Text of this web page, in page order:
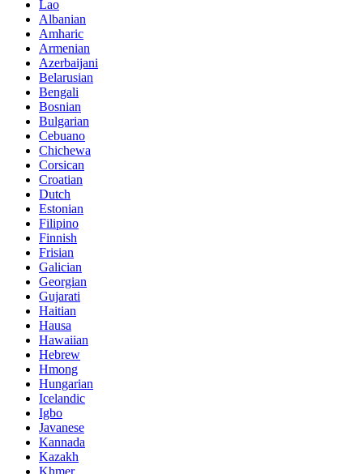
Lao
Albanian
Amharic
Armenian
Azerbaijani
Belarusian
Bengali
Bosnian
Bulgarian
Cebuano
Chichewa
Corsican
Croatian
Dutch
Estonian
Filipino
Finnish
Frisian
Galician
Georgian
Gujarati
Haitian
Hausa
Hawaiian
Hebrew
Hmong
Hungarian
Icelandic
Igbo
Javanese
Kannada
Kazakh
Khmer